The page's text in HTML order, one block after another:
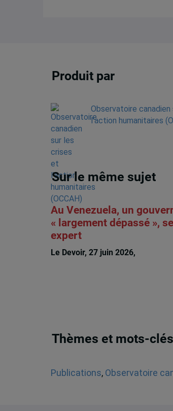
Produit par
Observatoire
l'action humanitaires
Sur le même sujet
Au Venezuela, un
« largement dépassé »,
expert
Le Devoir, 27 juin 2026,
Thèmes et mots-clés
Publications, Observatoire